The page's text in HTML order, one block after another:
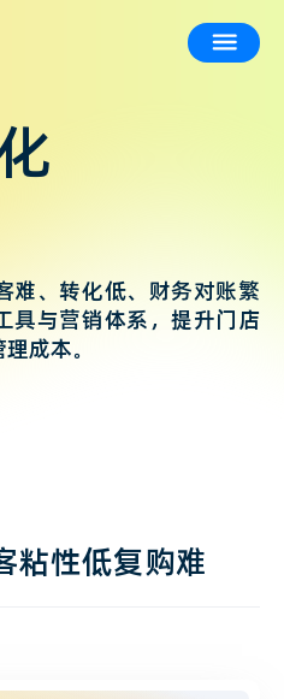
难、转化低、财务对账繁
具与营销体系，提升门店
成本。
粘性低复购难